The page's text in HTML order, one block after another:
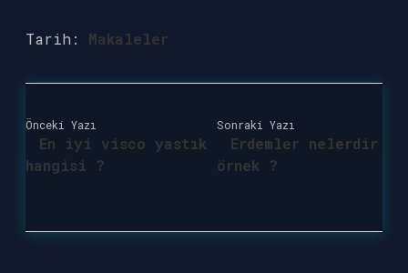
Tarih: Makaleler
Önceki Yazı
En iyi visco yastık
hangisi ?
Sonraki Yazı
Erdemler nelerdir
örnek ?